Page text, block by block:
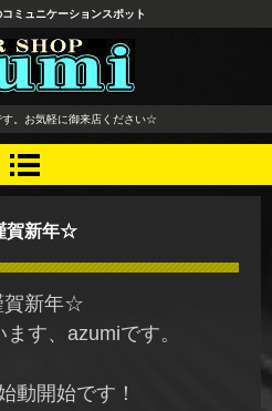
野市 タイヤ ホ
ニング カーオ
レカロシート
ミュニケーションスポット
。お気軽に御来店ください☆
賀新年☆
新年☆
す、azumiです。
開始です！